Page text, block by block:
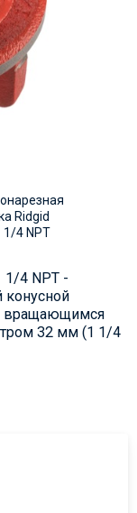
1/4 NPT -
вращающимся
32 мм (1 1/4